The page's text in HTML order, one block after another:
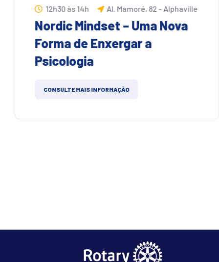
12h30 às 14h Al. Mamoré, 82 - Alphaville
Nordic Mindset – Uma Nova
Forma de Enxergar a
Psicologia
CONSULTE MAIS INFORMAÇÃO